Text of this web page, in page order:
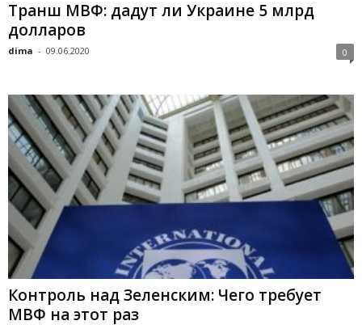
Транш МВФ: дадут ли Украине 5 млрд
долларов
dima - 09.06.2020 0
Контроль над Зеленским: Чего требует
МВФ на этот раз